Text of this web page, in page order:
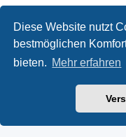
Diese Website nutzt
bestmöglichen
bieten. Mehr erfahren
S 1000 RR|G 650 X|
Powered by
Deutsche